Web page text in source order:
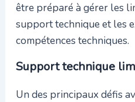
être préparé à gérer les
support technique et les
compétences techniques.
Support technique
Un des principaux défis